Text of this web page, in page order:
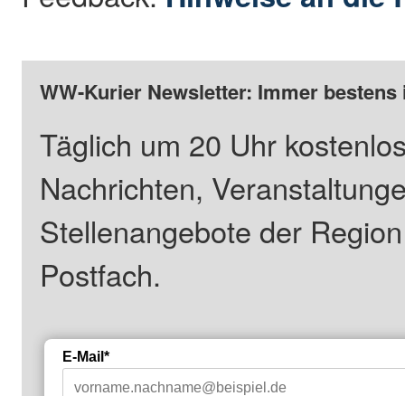
WW-Kurier Newsletter: Immer
Täglich um 20 Uhr
Nachrichten,
Stellenangebote der
Postfach.
E-Mail*